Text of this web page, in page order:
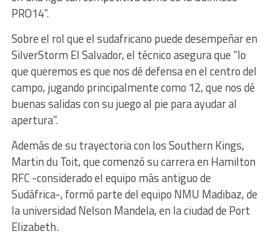
PRO14”.
Sobre el rol que el sudafricano puede desempeñar en
SilverStorm El Salvador, el técnico asegura que “lo
que queremos es que nos dé defensa en el centro del
campo, jugando principalmente como 12, que nos dé
buenas salidas con su juego al pie para ayudar al
apertura”.
Además de su trayectoria con los Southern Kings,
Martin du Toit, que comenzó su carrera en Hamilton
RFC -considerado el equipo más antiguo de
Sudáfrica-, formó parte del equipo NMU Madibaz, de
la universidad Nelson Mandela, en la ciudad de Port
Elizabeth.